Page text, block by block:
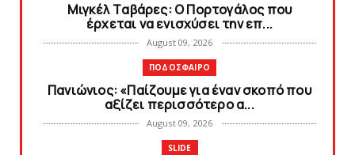
Mιγκέλ Tαβάρες: O Πορτογάλος που
έρχεται να ενισχύσει την επ...
August 09, 2026
ΠΟΔΟΣΦΑΙΡΟ
Πανιώνιoς: «Παίζουμε για έναν σκοπό που
αξίζει περισσότερο α...
August 09, 2026
SLIDE